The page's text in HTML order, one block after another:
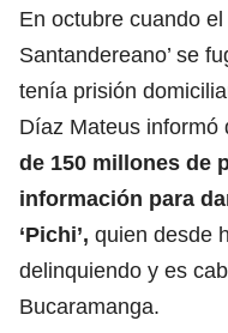
En octubre cuando el
Santandereano’ se
tenía prisión
Díaz Mateus informó
de 150 millones de
información para
‘Pichi’, quien desde
delinquiendo y es
Bucaramanga.